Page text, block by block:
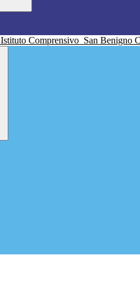
Istituto Comprensivo San Benigno